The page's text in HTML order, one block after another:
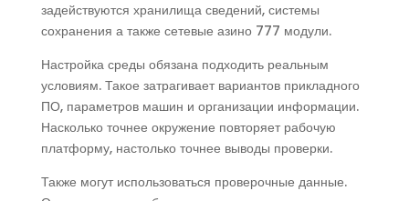
задействуются хранилища сведений, системы
сохранения а также сетевые азино 777 модули.
Настройка среды обязана подходить реальным
условиям. Такое затрагивает вариантов прикладного
ПО, параметров машин и организации информации.
Насколько точнее окружение повторяет рабочую
платформу, настолько точнее выводы проверки.
Также могут использоваться проверочные данные.